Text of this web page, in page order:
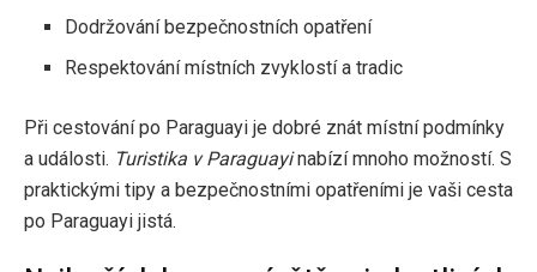
Dodržování bezpečnostních opatření
Respektování místních zvyklostí a tradic
Při cestování po Paraguayi je dobré znát místní podmínky
a události. Turistika v Paraguayinabízí mnoho možností. S
praktickými tipy a bezpečnostními opatřeními je vaši cesta
po Paraguayi jistá.